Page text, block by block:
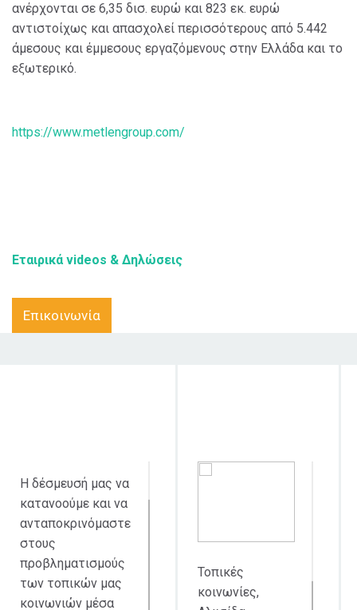
ανέρχονται σε 6,35 δισ. ευρώ και 823 εκ. ευρώ
αντιστοίχως και απασχολεί περισσότερους από 5.442
άμεσους και έμμεσους εργαζόμενους στην Ελλάδα και το
εξωτερικό.
https://www.metlengroup.com/
Εταιρικά videos & Δηλώσεις
Επικοινωνία
Η δέσμευσή μας να
κατανοούμε και να
ανταποκρινόμαστε
στους
προβληματισμούς
των τοπικών μας
κοινωνιών μέσα
Τοπικές
κοινωνίες,